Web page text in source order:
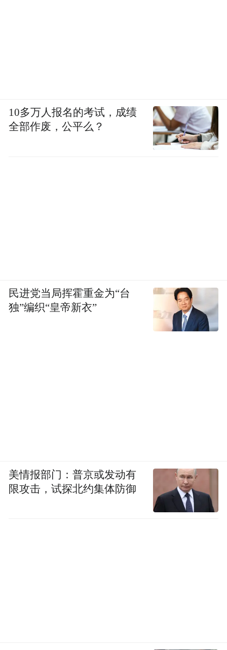
10多万人报名的考试，成绩
全部作废，公平么？
民进党当局挥霍重金为“台
独”编织“皇帝新衣”
美情报部门：普京或发动有
限攻击，试探北约集体防御